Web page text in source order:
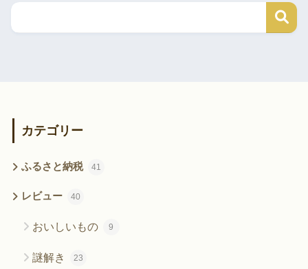
カテゴリー
ふるさと納税 41
レビュー 40
おいしいもの 9
謎解き 23